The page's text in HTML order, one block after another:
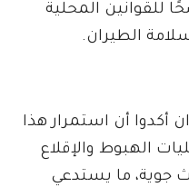
للقوانين المحلية
الطيران.
أن استمرار هذا
الهبوط والإقلاع
جوية، ما يستدعي